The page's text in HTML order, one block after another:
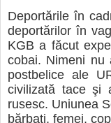
Deportările în
deportărilor în
KGB a făcut
cobai. Nimeni nu
postbelice ale
civilizată tace şi
rusesc. Uniunea
bărbaţi, femei,